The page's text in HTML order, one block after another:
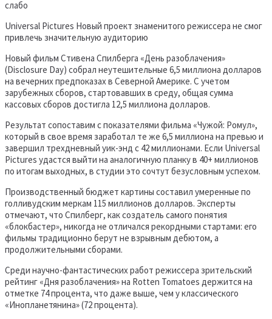
Universal Pictures Новый проект знаменитого режиссера не смог
привлечь значительную аудиторию
Новый фильм Стивена Спилберга «День разоблачения»
(Disclosure Day) собрал неутешительные 6,5 миллиона долларов
на вечерних предпоказах в Северной Америке. С учетом
зарубежных сборов, стартовавших в среду, общая сумма
кассовых сборов достигла 12,5 миллиона долларов.
Результат сопоставим с показателями фильма «Чужой: Ромул»,
который в свое время заработал те же 6,5 миллиона на превью и
завершил трехдневный уик-энд с 42 миллионами. Если Universal
Pictures удастся выйти на аналогичную планку в 40+ миллионов
по итогам выходных, в студии это сочтут безусловным успехом.
Производственный бюджет картины составил умеренные по
голливудским меркам 115 миллионов долларов. Эксперты
отмечают, что Спилберг, как создатель самого понятия
«блокбастер», никогда не отличался рекордными стартами: его
фильмы традиционно берут не взрывным дебютом, а
продолжительными сборами.
Среди научно-фантастических работ режиссера зрительский
рейтинг «Дня разоблачения» на Rotten Tomatoes держится на
отметке 74 процента, что даже выше, чем у классического
«Инопланетянина» (72 процента).